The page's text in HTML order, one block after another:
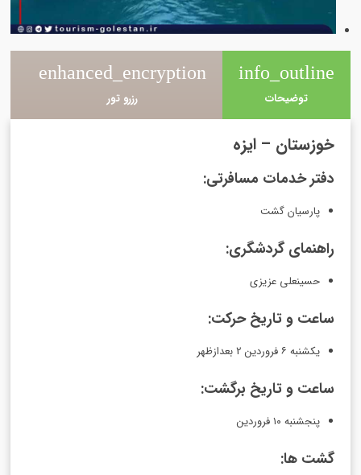
info_outline
توضیحات
enhanced_encryption
رزرو تور
خوزستان – ایزه
دفتر خدمات مسافرتی:
پارسیان گشت
راهنمای گردشگری:
حسینعلی عزیزی
ساعت و تاریخ حرکت:
یکشنبه ۶ فروردین 2 بعدازظهر
ساعت و تاریخ برگشت:
پنجشنبه ۱۰ فروردین
گشت ها: